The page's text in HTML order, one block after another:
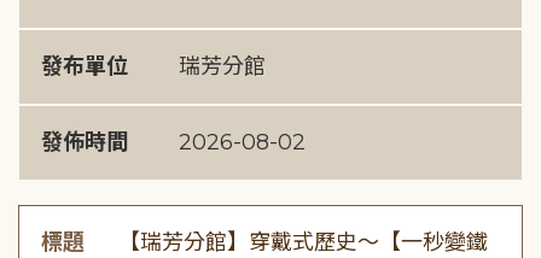
發布單位 瑞芳分館
發佈時間 2026-08-02
標題
【瑞芳分館】穿戴式歷史〜【一秒變鐵